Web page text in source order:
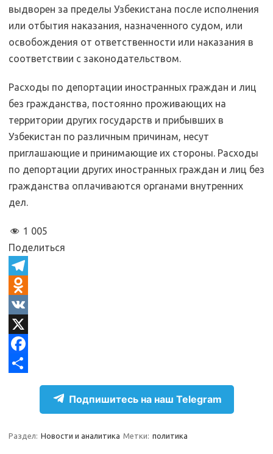
выдворен за пределы Узбекистана после исполнения
или отбытия наказания, назначенного судом, или
освобождения от ответственности или наказания в
соответствии с законодательством.
Расходы по депортации иностранных граждан и лиц
без гражданства, постоянно проживающих на
территории других государств и прибывших в
Узбекистан по различным причинам, несут
приглашающие и принимающие их стороны. Расходы
по депортации других иностранных граждан и лиц без
гражданства оплачиваются органами внутренних
дел.
1 005
Поделиться
T
e
e
g
O
d
n
o
s
V
KX
F
bр
Подпишитесь на наш Telegram
Раздел: Новости и аналитика Метки: политика